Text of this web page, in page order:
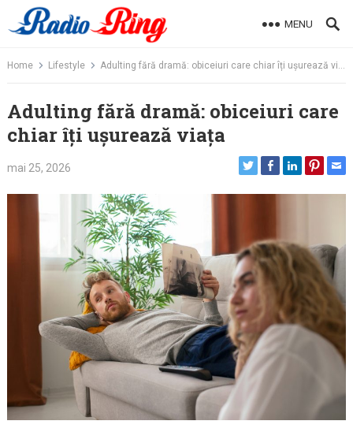
to
MENU
Home Lifestyle Adulting fără dramă: obiceiuri care chiar îți ușurează viața
Adulting fără dramă: obiceiuri care
chiar îți ușurează viața
mai 25, 2026